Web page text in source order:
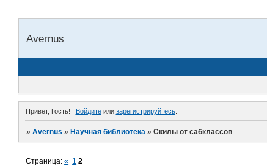
Avernus
Привет, Гость! Войдитеили зарегистрируйтесь.
»Avernus »Научная библиотека »Скилы от сабклассов
Страница:« 1 2